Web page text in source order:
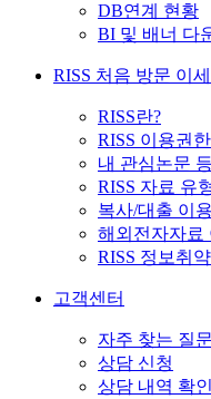
DB연계 현황
BI 및 배너 다
RISS 처음 방문 이
RISS란?
RISS 이용권한
내 관심논문
RISS 자료 유
복사/대출 이
해외전자자료
RISS 정보취
고객센터
자주 찾는 질문
상담 신청
상담 내역 확인